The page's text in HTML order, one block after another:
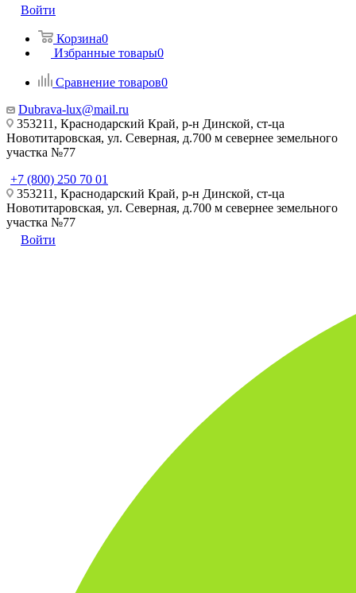
Войти
Корзина0
Избранные товары0
Сравнение товаров0
Dubrava-lux@mail.ru
353211, Краснодарский Край, р-н Динской, ст-ца
Новотитаровская, ул. Северная, д.700 м севернее земельного
участка №77
+7 (800) 250 70 01
353211, Краснодарский Край, р-н Динской, ст-ца
Новотитаровская, ул. Северная, д.700 м севернее земельного
участка №77
Войти